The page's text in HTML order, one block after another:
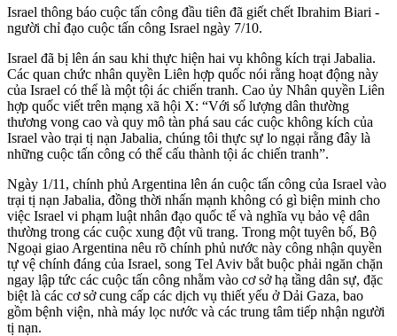
Israel thông báo cuộc tấn công đầu tiên đã giết chết Ibrahim Biari -
người chỉ đạo cuộc tấn công Israel ngày 7/10.
Israel đã bị lên án sau khi thực hiện hai vụ không kích trại Jabalia.
Các quan chức nhân quyền Liên hợp quốc nói rằng hoạt động này
của Israel có thể là một tội ác chiến tranh. Cao ủy Nhân quyền Liên
hợp quốc viết trên mạng xã hội X: “Với số lượng dân thường
thương vong cao và quy mô tàn phá sau các cuộc không kích của
Israel vào trại tị nạn Jabalia, chúng tôi thực sự lo ngại rằng đây là
những cuộc tấn công có thể cấu thành tội ác chiến tranh”.
Ngày 1/11, chính phủ Argentina lên án cuộc tấn công của Israel vào
trại tị nạn Jabalia, đồng thời nhấn mạnh không có gì biện minh cho
việc Israel vi phạm luật nhân đạo quốc tế và nghĩa vụ bảo vệ dân
thường trong các cuộc xung đột vũ trang. Trong một tuyên bố, Bộ
Ngoại giao Argentina nêu rõ chính phủ nước này công nhận quyền
tự vệ chính đáng của Israel, song Tel Aviv bắt buộc phải ngăn chặn
ngay lập tức các cuộc tấn công nhằm vào cơ sở hạ tầng dân sự, đặc
biệt là các cơ sở cung cấp các dịch vụ thiết yếu ở Dải Gaza, bao
gồm bệnh viện, nhà máy lọc nước và các trung tâm tiếp nhận người
tị nạn.